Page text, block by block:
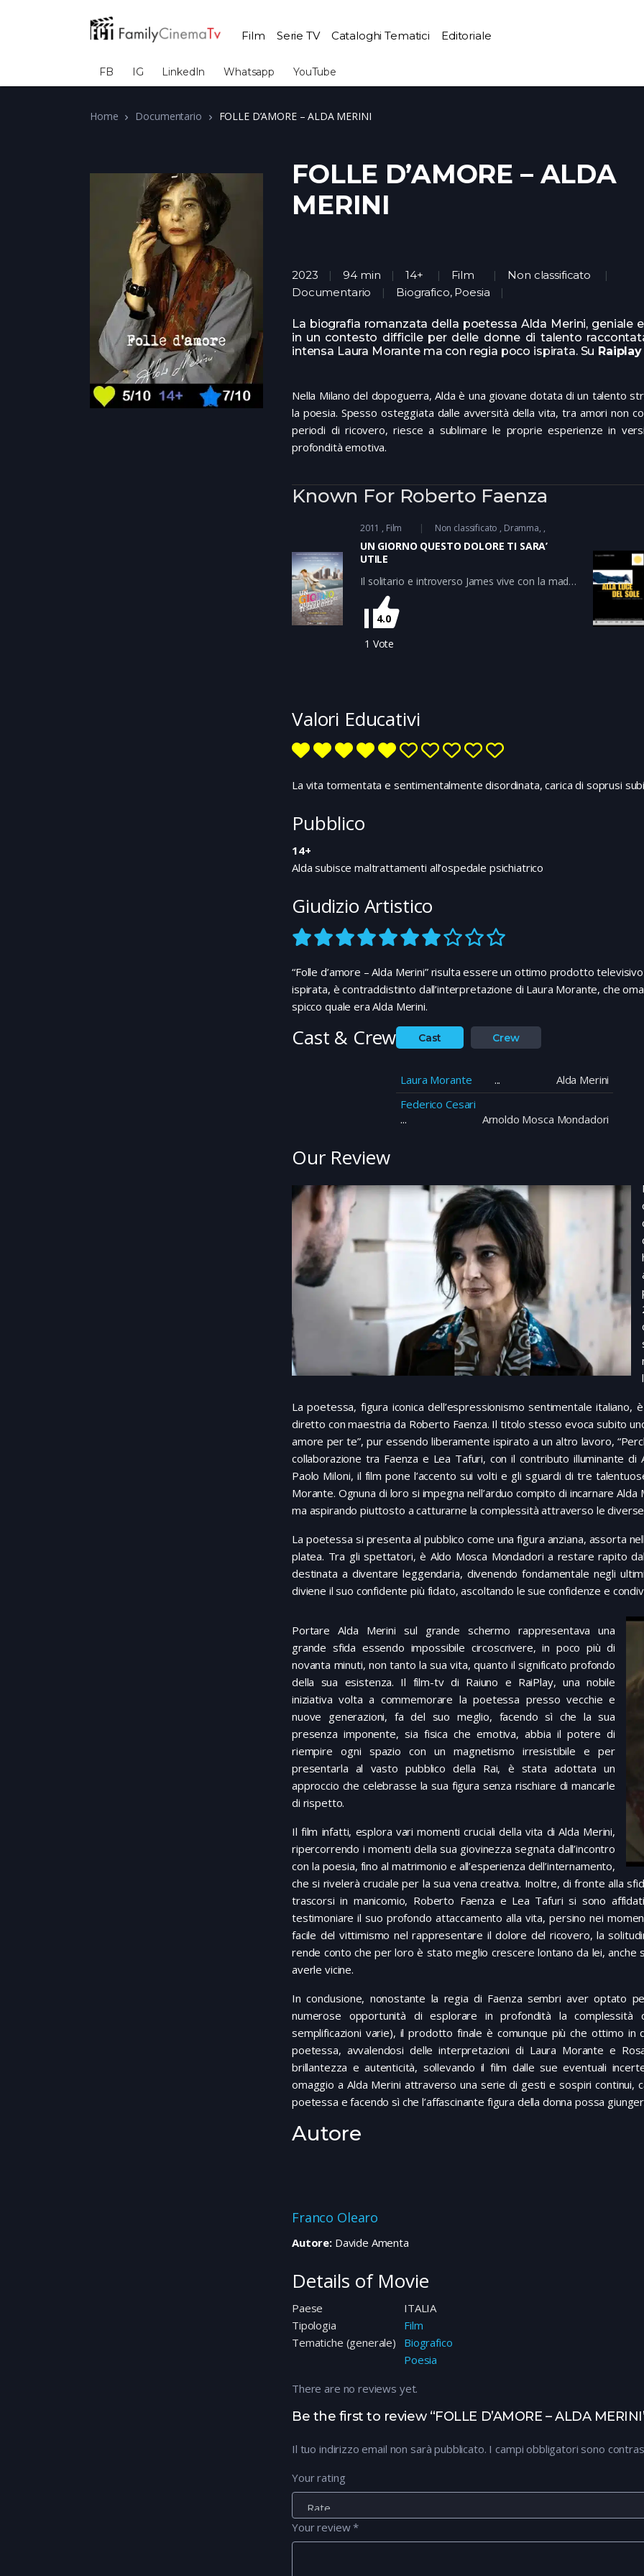
Film Serie TV Cataloghi Tematici Editoriale
FB IG LinkedIn Whatsapp YouTube
Home Documentario FOLLE D’AMORE – ALDA MERINI
FOLLE D’AMORE – ALDA
MERINI
2023 94 min 14+ Film
Non classificato
Documentario
Biografico, Poesia
La biografia romanzata della poetessa Alda Merini, geniale
in un contesto difficile per delle donne di talento
intensa Laura Morante ma con regia poco ispirata. Su Raiplay
Nella Milano del dopoguerra, Alda è una giovane dotata di un talento
la poesia. Spesso osteggiata dalle avversità della vita, tra amori non
periodi di ricovero, riesce a sublimare le proprie esperienze in
profondità emotiva.
Known For Roberto Faenza
2011 Film Non classificato Dramma
UN GIORNO QUESTO DOLORE TI SARA’
UTILE
Il solitario e introverso James vive con la madre
gallerista, instabile collezionista di mariti, e la
sorella, che a 23 anni scrive le sue memorie e
ha una relazione con un professore sposato
che ha il doppio dei suoi anni; suo padre,
spaesamento e la sua “diversità”. Ma per tirarlo
l’aiuto di una life coach molto particolare…
4.0
1 Vote
Valori Educativi
La vita tormentata e sentimentalmente disordinata, carica di soprusi
Pubblico
14+
Alda subisce maltrattamenti all’ospedale psichiatrico
Giudizio Artistico
“Folle d’amore – Alda Merini” risulta essere un ottimo prodotto
ispirata, è contraddistinto dall’interpretazione di Laura Morante, che
spicco quale era Alda Merini.
Cast & Crew Cast Crew
Laura Morante
Alda Merini
Federico Cesari
Arnoldo Mosca Mondadori
Our Review
La poetessa, figura iconica dell’espressionismo sentimentale italiano,
diretto con maestria da Roberto Faenza. Il titolo stesso evoca subito
amore per te”, pur essendo liberamente ispirato a un altro lavoro,
collaborazione tra Faenza e Lea Tafuri, con il contributo illuminante
Paolo Miloni, il film pone l’accento sui volti e gli sguardi di tre
Morante. Ognuna di loro si impegna nell’arduo compito di incarnare
ma aspirando piuttosto a catturarne la complessità attraverso le
La poetessa si presenta al pubblico come una figura anziana, assorta
platea. Tra gli spettatori, è Aldo Mosca Mondadori a restare rapito
destinata a diventare leggendaria, divenendo fondamentale negli
diviene il suo confidente più fidato, ascoltando le sue confidenze e
Portare Alda Merini sul grande schermo rappresentava una
grande sfida essendo impossibile circoscrivere, in poco più di
novanta minuti, non tanto la sua vita, quanto il significato profondo
della sua esistenza. Il film-tv di Raiuno e RaiPlay, una nobile
iniziativa volta a commemorare la poetessa presso vecchie e
nuove generazioni, fa del suo meglio, facendo sì che la sua
presenza imponente, sia fisica che emotiva, abbia il potere di
riempire ogni spazio con un magnetismo irresistibile e per
presentarla al vasto pubblico della Rai, è stata adottata un
approccio che celebrasse la sua figura senza rischiare di mancarle
di rispetto.
Il film infatti, esplora vari momenti cruciali della vita di Alda Merini,
ripercorrendo i momenti della sua giovinezza segnata dall’incontro
con la poesia, fino al matrimonio e all’esperienza dell’internamento,
che si rivelerà cruciale per la sua vena creativa. Inoltre, di fronte alla
trascorsi in manicomio, Roberto Faenza e Lea Tafuri si sono
testimoniare il suo profondo attaccamento alla vita, persino nei
facile del vittimismo nel rappresentare il dolore del ricovero, la
rende conto che per loro è stato meglio crescere lontano da lei, anche
averle vicine.
In conclusione, nonostante la regia di Faenza sembri aver optato
numerose opportunità di esplorare in profondità la complessità
semplificazioni varie), il prodotto finale è comunque più che ottimo in
poetessa, avvalendosi delle interpretazioni di Laura Morante e
brillantezza e autenticità, sollevando il film dalle sue eventuali
omaggio a Alda Merini attraverso una serie di gesti e sospiri continui,
poetessa e facendo sì che l’affascinante figura della donna possa
Autore
Franco Olearo
Autore:Davide Amenta
Details of Movie
Paese
ITALIA
Tipologia
Film
Tematiche (generale)
Biografico
Poesia
Be the first to review “FOLLE D’AMORE – ALDA
Il tuo indirizzo email non sarà pubblicato. I campi obbligatori sono
Your rating
Your review*
There are no reviews yet.